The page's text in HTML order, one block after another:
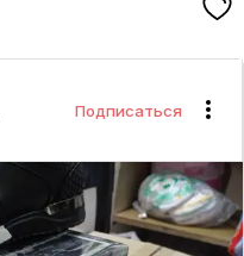
Подписаться